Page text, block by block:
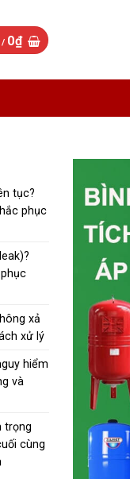
/ 0₫
tục?
phục
xả
xử lý
hiểm
và
trọng
cùng